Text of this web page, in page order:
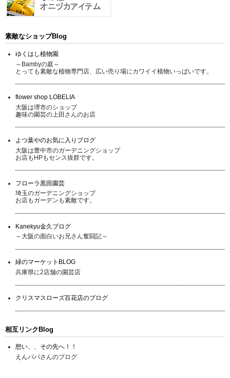
素敵なショップBlog
ゆくはし植物園
～Bambyの庭～
とっても素敵な植物専門店、広い売り場にカワイイ植物いっぱいです。
flower shop LOBELIA
大阪は堺市のショップ
趣味の園芸の上田さんのお店
よつ葉やのお気に入りブログ
大阪は豊中市のガーデニングショップ
お店もHPもセンス抜群です。
フローラ黒田園芸
埼玉のガーデニングショップ
お店もガーデンも素敵です。
Kanekyu金久ブログ
～大阪の面白いお兄さん奮闘記～
緑のマーケットBLOG
兵庫県に2店舗の園芸店
クリスマスローズ百花店のブログ
相互リンクBlog
想い、、その先へ！！
えんパパさんのブログ